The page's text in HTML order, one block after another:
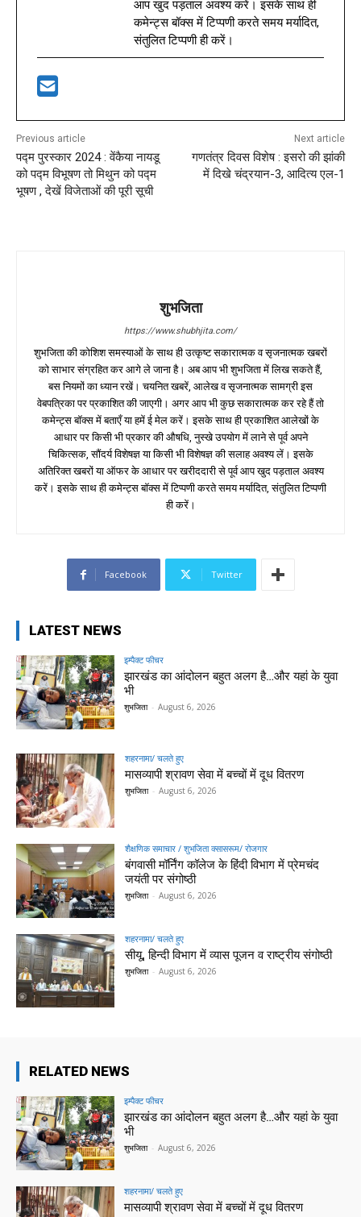
आप खुद पड़ताल अवश्य करें। इसके साथ ही
कमेन्ट्स बॉक्स में टिप्पणी करते समय मर्यादित,
संतुलित टिप्पणी ही करें।
Previous article
पद्म पुरस्कार 2024 : वेंकैया नायडू
को पद्म विभूषण तो मिथुन को पद्म
भूषण , देखें विजेताओं की पूरी सूची
Next article
गणतंत्र दिवस विशेष : इसरो की झांकी
में दिखे चंद्रयान-3, आदित्य एल-1
शुभजिता
https://www.shubhjita.com/
शुभजिता की कोशिश समस्याओं के साथ ही उत्कृष्ट सकारात्मक व सृजनात्मक खबरों
को साभार संग्रहित कर आगे ले जाना है। अब आप भी शुभजिता में लिख सकते हैं,
बस नियमों का ध्यान रखें। चयनित खबरें, आलेख व सृजनात्मक सामग्री इस
वेबपत्रिका पर प्रकाशित की जाएगी। अगर आप भी कुछ सकारात्मक कर रहे हैं तो
कमेन्ट्स बॉक्स में बताएँ या हमें ई मेल करें। इसके साथ ही प्रकाशित आलेखों के
आधार पर किसी भी प्रकार की औषधि, नुस्खे उपयोग में लाने से पूर्व अपने
चिकित्सक, सौंदर्य विशेषज्ञ या किसी भी विशेषज्ञ की सलाह अवश्य लें। इसके
अतिरिक्त खबरों या ऑफर के आधार पर खरीददारी से पूर्व आप खुद पड़ताल अवश्य
करें। इसके साथ ही कमेन्ट्स बॉक्स में टिप्पणी करते समय मर्यादित, संतुलित टिप्पणी
ही करें।
Facebook Twitter
LATEST NEWS
इम्पैक्ट फीचर
झारखंड का आंदोलन बहुत अलग है…और यहां के युवा
भी
शुभजिता - August 6, 2026
शहरनामा/ चलते हुए
मासव्यापी श्रावण सेवा में बच्चों में दूध वितरण
शुभजिता - August 6, 2026
शैक्षणिक समाचार / शुभजिता क्सासरूम/ रोजगार
बंगवासी मॉर्निंग कॉलेज के हिंदी विभाग में प्रेमचंद
जयंती पर संगोष्ठी
शुभजिता - August 6, 2026
शहरनामा/ चलते हुए
सीयू, हिन्दी विभाग में व्यास पूजन व राष्ट्रीय संगोष्ठी
शुभजिता - August 6, 2026
RELATED NEWS
इम्पैक्ट फीचर
झारखंड का आंदोलन बहुत अलग है…और यहां के युवा
भी
शुभजिता - August 6, 2026
शहरनामा/ चलते हुए
मासव्यापी श्रावण सेवा में बच्चों में दूध वितरण